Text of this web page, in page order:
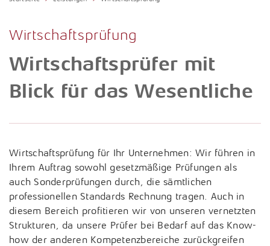
Wirtschaftsprüfung
Wirtschaftsprüfer mit
Blick für das Wesentliche
Wirtschaftsprüfung für Ihr Unternehmen: Wir führen in
Ihrem Auftrag sowohl gesetzmäßige Prüfungen als
auch Sonderprüfungen durch, die sämtlichen
professionellen Standards Rechnung tragen. Auch in
diesem Bereich profitieren wir von unseren vernetzten
Strukturen, da unsere Prüfer bei Bedarf auf das Know-
how der anderen Kompetenzbereiche zurückgreifen
Arbeitgeberleistungen
Studium, Ausbildung und Praktikum
Bewerbung
Lohn- und Gehaltsabrechnung
Konzerne und Großkunden / ttp GTS
Nachhaltigkeitsberichterstattung
Rechtliche Vorsorge / Nachlass
Restrukturierung und Sanierung
Sozial- und Gesundheitswesen
Start-Up-Betreuung / ttpreneur
Presse
Newsletter
Wissensdatenbank
Porträt
Vorstand & Partner
Philosophie
Jubiläum